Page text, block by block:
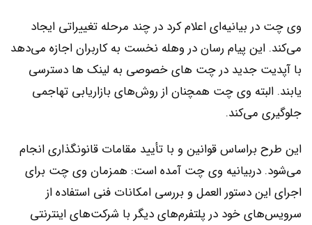
وی چت در بیانیه‌ای اعلام کرد در چند مرحله تغییراتی ایجاد
می‌کند. این پیام رسان در وهله نخست به کاربران اجازه می‌دهد
با آپدیت جدید در چت های خصوصی به لینک ها دسترسی
یابند. البته وی چت همچنان از روش‌های بازاریابی تهاجمی
جلوگیری می‌کند.
این طرح براساس قوانین و با تأیید مقامات قانونگذاری انجام
می‌شود. دربیانیه وی چت آمده است: همزمان وی چت برای
اجرای این دستور العمل و بررسی امکانات فنی استفاده از
سرویس‌های خود در پلتفرم‌های دیگر با شرکت‌های اینترنتی